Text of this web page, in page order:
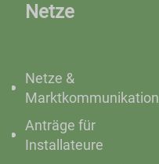
Netze
Netze &
Marktkommunikation
Anträge für
Installateure